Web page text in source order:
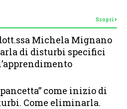
Scopri
Michela Mignano
di disturbi specifici
come inizio di
Come eliminarla.